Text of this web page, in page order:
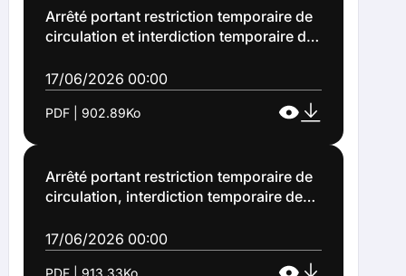
Arrêté portant restriction temporaire de
circulation et interdiction temporaire de
Souvraz à Lens (Arrêté n°2026-1166)
17/06/2026 00:00
PDF | 902.89Ko
Arrêté portant restriction temporaire de
circulation, interdiction temporaire de
restriction temporaire des piétons et
des vélos place de la république et dans
17/06/2026 00:00
PDF | 913.33Ko